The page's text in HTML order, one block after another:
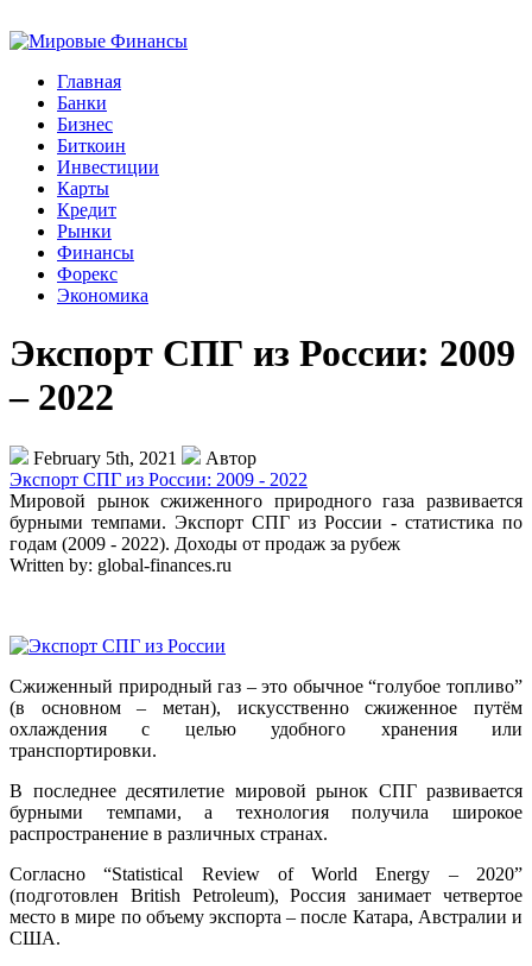
Главная
Банки
Бизнес
Биткоин
Инвестиции
Карты
Кредит
Рынки
Финансы
Форекс
Экономика
Экспорт СПГ из России: 2009
– 2022
February 5th, 2021
Автор
Экспорт СПГ из России: 2009 - 2022
Мировой рынок сжиженного природного газа развивается
бурными темпами. Экспорт СПГ из России - статистика по
годам (2009 - 2022). Доходы от продаж за рубеж
Written by: global-finances.ru
Сжиженный природный газ – это обычное “голубое топливо”
(в основном – метан), искусственно сжиженное путём
охлаждения с целью удобного хранения или
транспортировки.
В последнее десятилетие мировой рынок СПГ развивается
бурными темпами, а технология получила широкое
распространение в различных странах.
Согласно “Statistical Review of World Energy – 2020”
(подготовлен British Petroleum), Россия занимает четвертое
место в мире по объему экспорта – после Катара, Австралии и
США.